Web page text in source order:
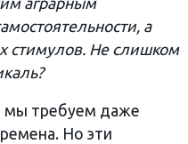
а
стимулов. Не слишком
мы требуем даже
Но эти